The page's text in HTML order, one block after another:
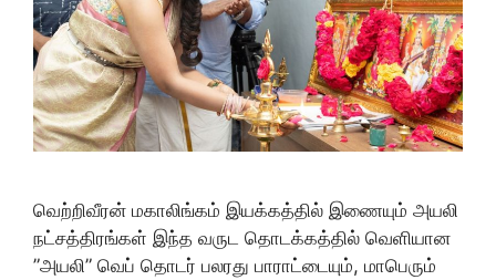
வெற்றிவீரன் மகாலிங்கம் இயக்கத்தில் இணையும் அயலி
நட்சத்திரங்கள் இந்த வருட தொடக்கத்தில் வெளியான
”அயலி” வெப் தொடர் பலரது பாராட்டையும், மாபெரும்